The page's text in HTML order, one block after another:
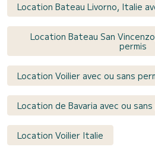
Location Bateau Livorno, Italie
Location Bateau San
permis
Location Voilier avec ou sans
Location de Bavaria avec ou
Location Voilier Italie